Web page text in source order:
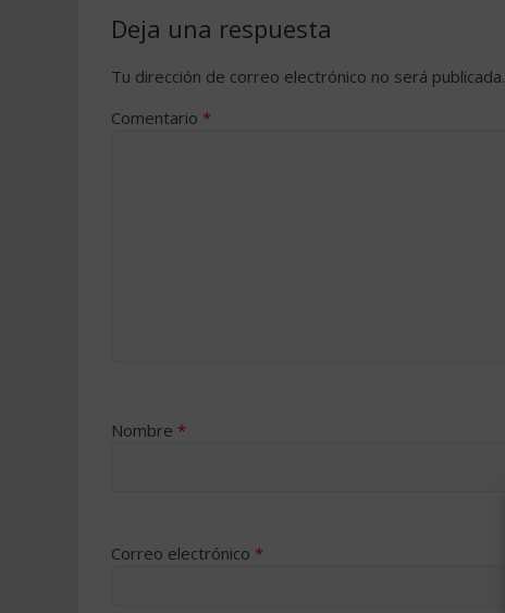
Deja una respuesta
Tu dirección de correo electrónico no será publicada.
Comentario *
Nombre *
Correo electrónico *